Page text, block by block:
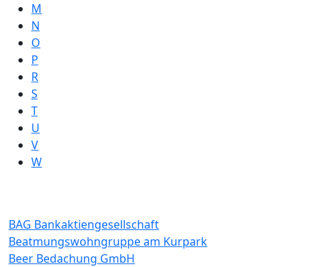
M
N
O
P
R
S
T
U
V
W
BAG Bankaktiengesellschaft
Beatmungswohngruppe am Kurpark
Beer Bedachung GmbH